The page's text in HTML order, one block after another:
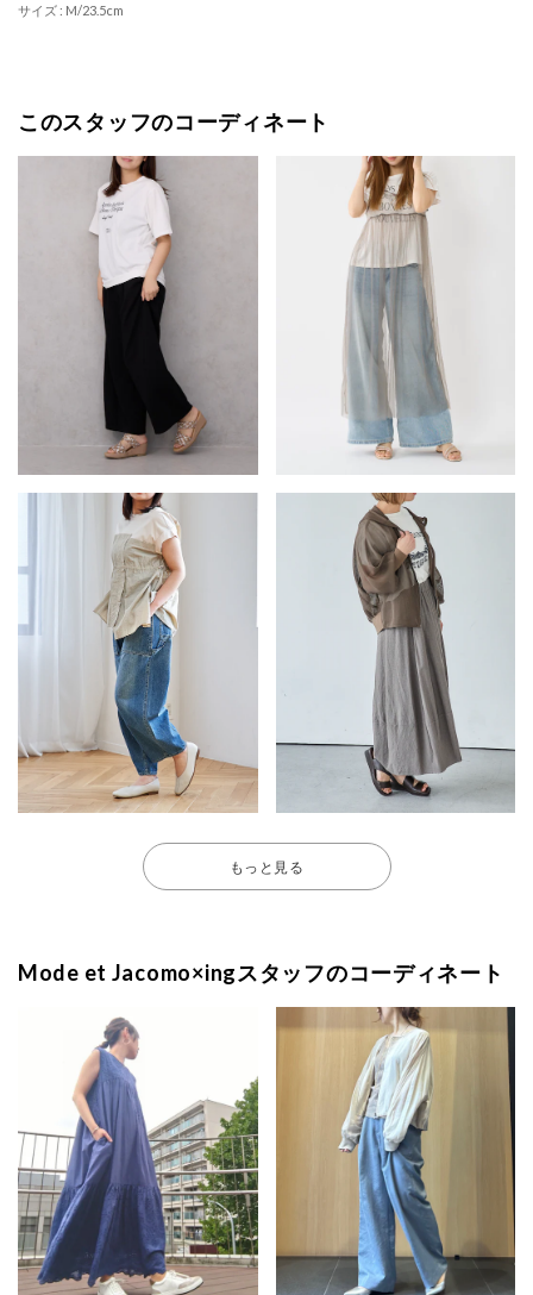
サイズ : M/23.5cm
このスタッフのコーディネート
もっと見る
Mode et Jacomo×ingスタッフのコーディネート